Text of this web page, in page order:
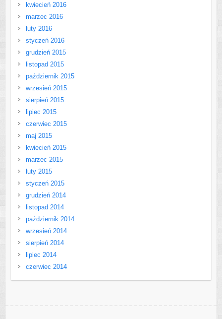
kwiecień 2016
marzec 2016
luty 2016
styczeń 2016
grudzień 2015
listopad 2015
październik 2015
wrzesień 2015
sierpień 2015
lipiec 2015
czerwiec 2015
maj 2015
kwiecień 2015
marzec 2015
luty 2015
styczeń 2015
grudzień 2014
listopad 2014
październik 2014
wrzesień 2014
sierpień 2014
lipiec 2014
czerwiec 2014